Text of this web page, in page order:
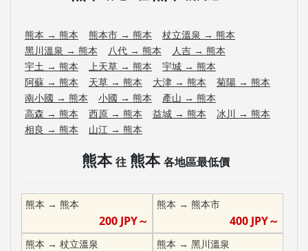
熊本 → 熊本 熊本市 → 熊本 杖立溫泉 → 熊本
黑川溫泉 → 熊本 八代 → 熊本 人吉 → 熊本
宇土 → 熊本 上天草 → 熊本 宇城 → 熊本
阿蘇 → 熊本 天草 → 熊本 大津 → 熊本 菊陽 → 熊本
南小國 → 熊本 小國 → 熊本 產山 → 熊本
高森 → 熊本 西原 → 熊本 益城 → 熊本 冰川 → 熊本
相良 → 熊本 山江 → 熊本
熊本 往 熊本 各地區最低價
熊本 → 熊本
200JPY～
熊本 → 熊本市
400 JPY～
熊本 → 杖立溫泉 熊本 → 黑川溫泉